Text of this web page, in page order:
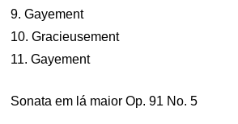
9. Gayement
10. Gracieusement
11. Gayement
Sonata em lá maior Op. 91 No. 5